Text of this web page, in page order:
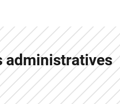
administratives